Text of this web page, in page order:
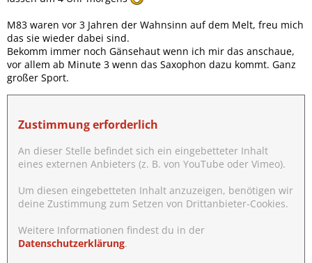
M83 waren vor 3 Jahren der Wahnsinn auf dem Melt, freu mich
das sie wieder dabei sind.
Bekomm immer noch Gänsehaut wenn ich mir das anschaue,
vor allem ab Minute 3 wenn das Saxophon dazu kommt. Ganz
großer Sport.
Zustimmung erforderlich
An dieser Stelle befindet sich ein eingebetteter Inhalt
eines externen Anbieters (z. B. von YouTube oder Vimeo).
Um diesen eingebetteten Inhalt anzuzeigen, benötigen wir
deine Zustimmung zum Setzen von Drittanbieter-Cookies.
Weitere Informationen findest du in der
Datenschutzerklärung.